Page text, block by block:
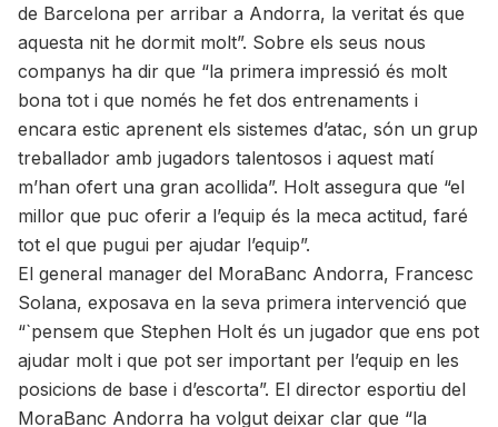
de Barcelona per arribar a Andorra, la veritat és que
aquesta nit he dormit molt”. Sobre els seus nous
companys ha dir que “la primera impressió és molt
bona tot i que només he fet dos entrenaments i
encara estic aprenent els sistemes d’atac, són un grup
treballador amb jugadors talentosos i aquest matí
m’han ofert una gran acollida”. Holt assegura que “el
millor que puc oferir a l’equip és la meca actitud, faré
tot el que pugui per ajudar l’equip”.
El general manager del MoraBanc Andorra, Francesc
Solana, exposava en la seva primera intervenció que
“`pensem que Stephen Holt és un jugador que ens pot
ajudar molt i que pot ser important per l’equip en les
posicions de base i d’escorta”. El director esportiu del
MoraBanc Andorra ha volgut deixar clar que “la